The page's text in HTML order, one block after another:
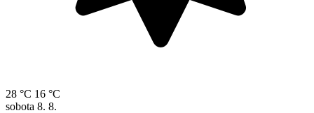
28 °C 16 °C
sobota 8. 8.